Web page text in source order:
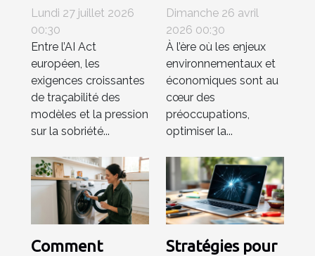
régulations,
comment le
matériel
influence-t-il la
compétitivité
en ia ?
Lundi 27 juillet 2026
00:30
Entre l’AI Act
européen, les
exigences croissantes
de traçabilité des
modèles et la pression
sur la sobriété...
consommation
énergétique
grâce à des
systèmes de
ventilation
avancés ?
Dimanche 26 avril
2026 00:30
À l’ère où les enjeux
environnementaux et
économiques sont au
cœur des
préoccupations,
optimiser la...
Comment
Stratégies pour